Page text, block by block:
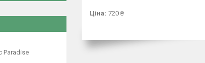
Ціна: 720 ₴
Paradise